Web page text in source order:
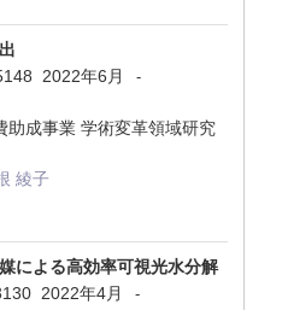
2022年6月 -
成事業 学術変革領域研究
綾子
による高効率可視光水分解
2022年4月 -